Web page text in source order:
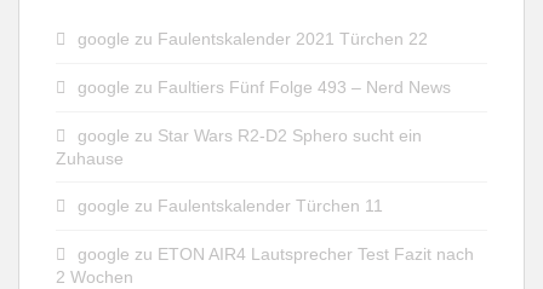
google zu Faulentskalender 2021 Türchen 22
google zu Faultiers Fünf Folge 493 – Nerd News
google zu Star Wars R2-D2 Sphero sucht ein
Zuhause
google zu Faulentskalender Türchen 11
google zu ETON AIR4 Lautsprecher Test Fazit nach
2 Wochen